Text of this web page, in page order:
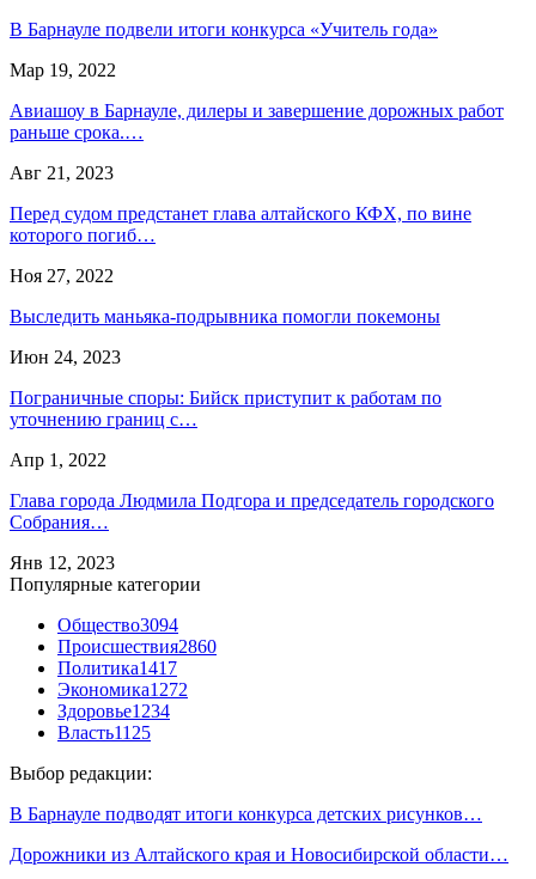
В Барнауле подвели итоги конкурса «Учитель года»
Мар 19, 2022
Авиашоу в Барнауле, дилеры и завершение дорожных работ
раньше срока.…
Авг 21, 2023
Перед судом предстанет глава алтайского КФХ, по вине
которого погиб…
Ноя 27, 2022
Выследить маньяка-подрывника помогли покемоны
Июн 24, 2023
Пограничные споры: Бийск приступит к работам по
уточнению границ с…
Апр 1, 2022
Глава города Людмила Подгора и председатель городского
Собрания…
Янв 12, 2023
Популярные категории
Общество3094
Происшествия2860
Политика1417
Экономика1272
Здоровье1234
Власть1125
Выбор редакции:
В Барнауле подводят итоги конкурса детских рисунков…
Дорожники из Алтайского края и Новосибирской области…